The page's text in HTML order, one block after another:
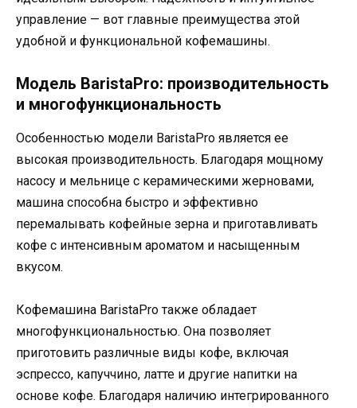
управление — вот главные преимущества этой
удобной и функциональной кофемашины.
Модель BaristaPro: производительность
и многофункциональность
Особенностью модели BaristaPro является ее
высокая производительность. Благодаря мощному
насосу и мельнице с керамическими жерновами,
машина способна быстро и эффективно
перемалывать кофейные зерна и приготавливать
кофе с интенсивным ароматом и насыщенным
вкусом.
Кофемашина BaristaPro также обладает
многофункциональностью. Она позволяет
приготовить различные виды кофе, включая
эспрессо, капуччино, латте и другие напитки на
основе кофе. Благодаря наличию интегрированного